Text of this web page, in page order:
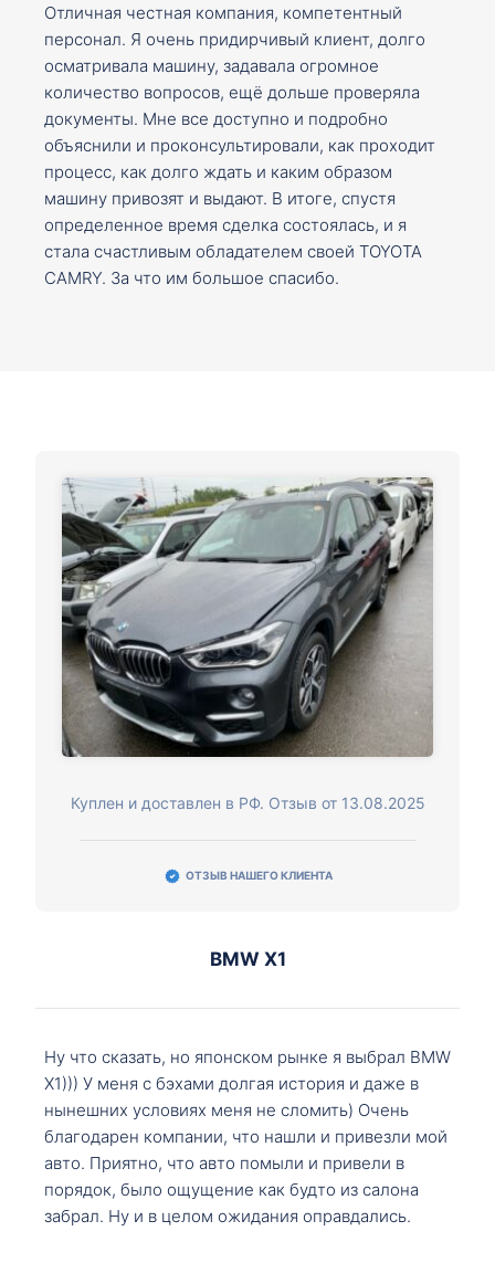
Отличная честная компания, компетентный
персонал. Я очень придирчивый клиент, долго
осматривала машину, задавала огромное
количество вопросов, ещё дольше проверяла
документы. Мне все доступно и подробно
объяснили и проконсультировали, как проходит
процесс, как долго ждать и каким образом
машину привозят и выдают. В итоге, спустя
определенное время сделка состоялась, и я
стала счастливым обладателем своей TOYOTA
CAMRY. За что им большое спасибо.
Куплен и доставлен в РФ. Отзыв от 13.08.2025
ОТЗЫВ НАШЕГО КЛИЕНТА
BMW X1
Ну что сказать, но японском рынке я выбрал BMW
X1))) У меня с бэхами долгая история и даже в
нынешних условиях меня не сломить) Очень
благодарен компании, что нашли и привезли мой
авто. Приятно, что авто помыли и привели в
порядок, было ощущение как будто из салона
забрал. Ну и в целом ожидания оправдались.